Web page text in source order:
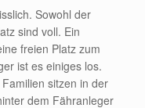
Sowohl der
sind voll. Ein
freien Platz zum
ist es einiges los.
sitzen in der
dem Fähranleger